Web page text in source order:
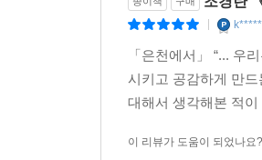
「은천에서」 “... 우
시키고 공감하게 만
대해서 생각해본 적
이 리뷰가 도움이 되었나요?